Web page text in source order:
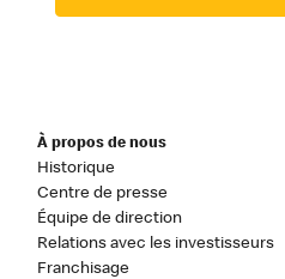
À propos de nous
Historique
Centre de presse
Équipe de direction
Relations avec les investisseurs
Franchisage